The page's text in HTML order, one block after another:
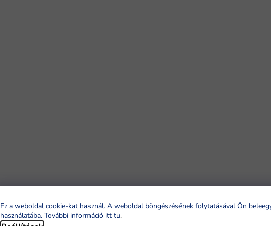
Ez a weboldal cookie-kat használ. A weboldal böngészésének folytatásával Ön
használatába. További információ itt tu.